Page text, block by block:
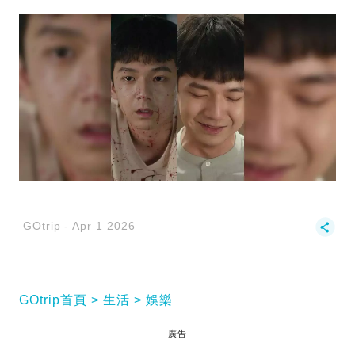
GOtrip Apr 1 2026
GOtrip首頁 生活 娛樂
廣告